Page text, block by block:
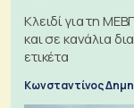
Κλειδί για τη
και σε κανάλια
ετικέτα
Κωνσταντίνος